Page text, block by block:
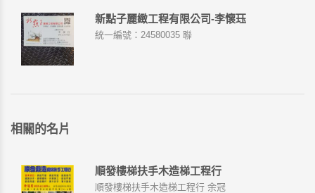
新點子麗緻工程有限公司-李懷珏
統一編號：24580035 聯
相關的名片
順發樓梯扶手木造梯工程行
順發樓梯扶手木造梯工程行 余冠